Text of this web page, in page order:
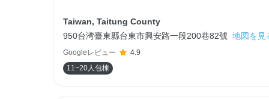
Taiwan, Taitung County
950台湾臺東縣台東市興安路一段200巷82號 地図を見
Googleレビュー
4.9
11~20人包棟